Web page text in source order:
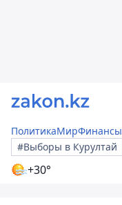
ПолитикаМирФинансы
#Выборы в Курултай
+30°